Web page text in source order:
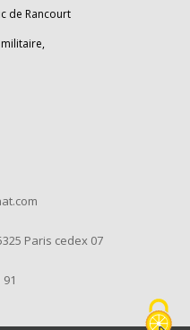
de Rancourt
Paris cedex 07